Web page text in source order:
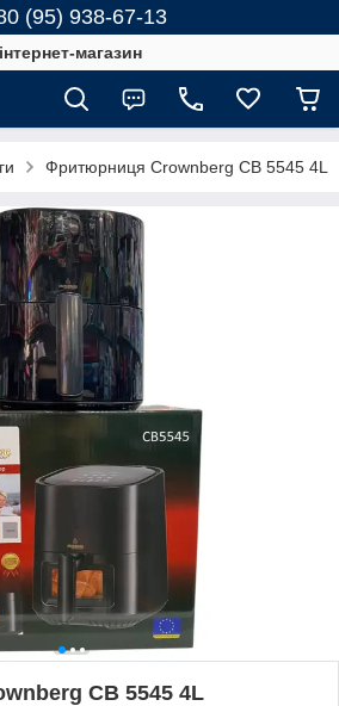
(95) 938-67-13
магазин
Фритюрниця Crownberg CB 5545 4L
CB 5545 4L